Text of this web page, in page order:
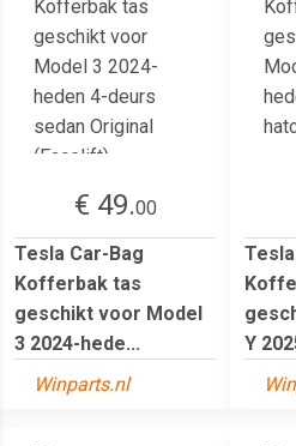
€ 49.00
Tesla Car-Bag
Kofferbak tas
geschikt voor Model
3 2024-hede...
Winparts.nl
Y